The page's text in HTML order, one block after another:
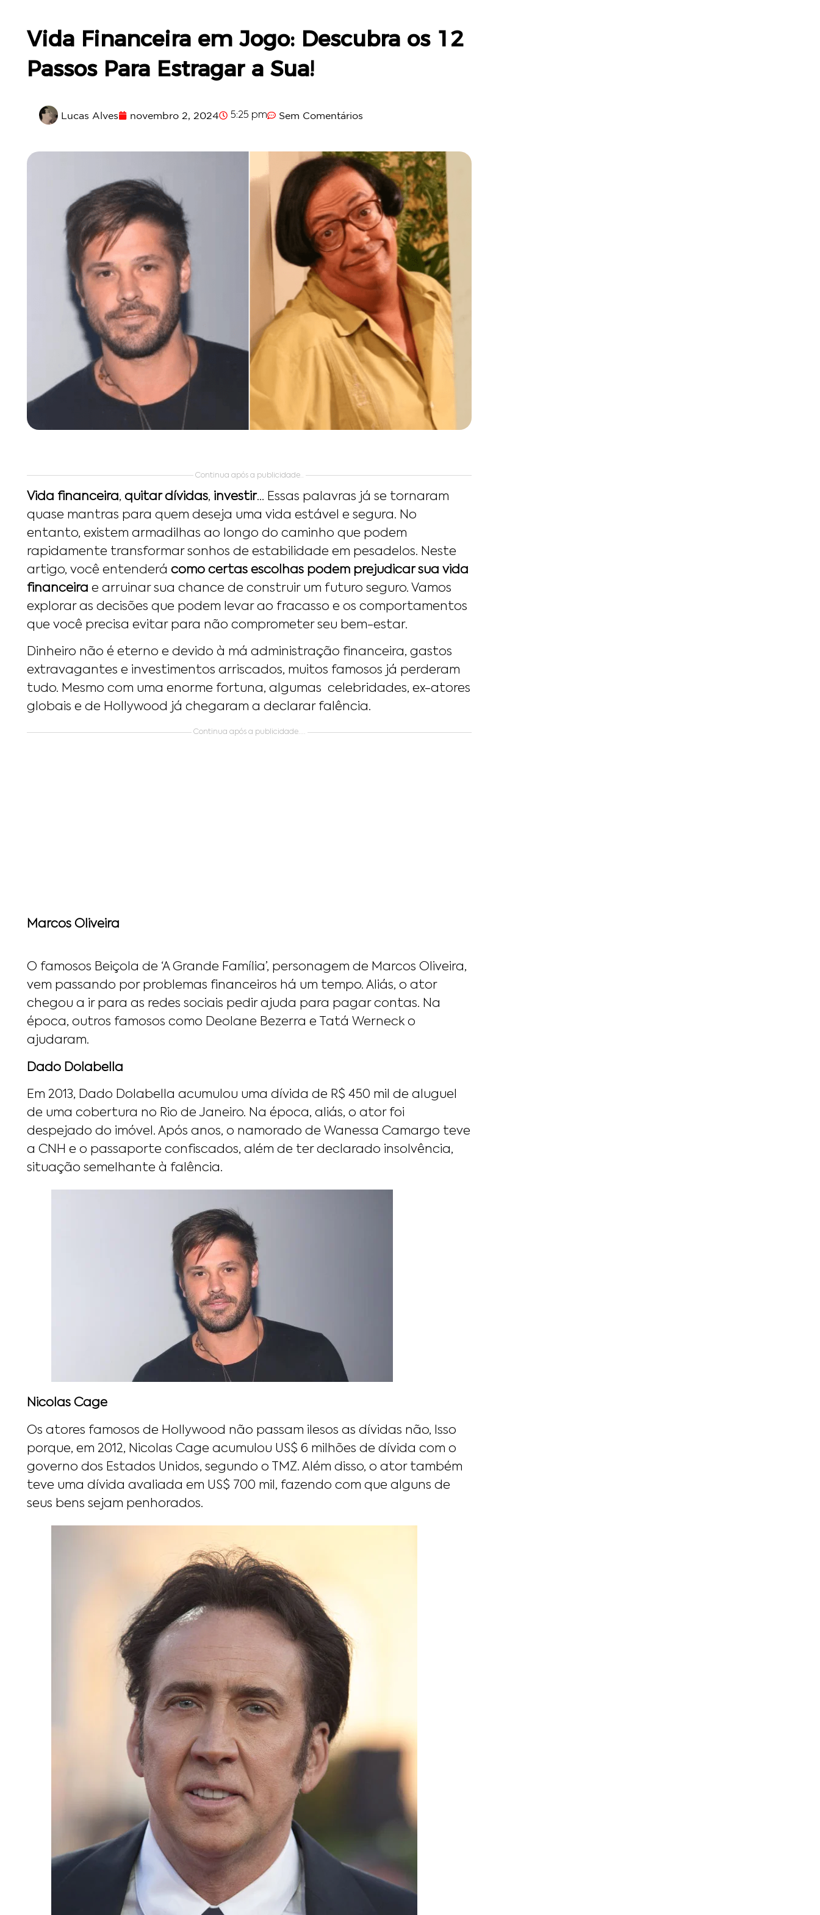
Vida Financeira em Jogo: Descubra os 12
Passos Para Estragar a Sua!
Lucas Alves novembro 2, 2024 5:25 pm Sem Comentários
Continua após a publicidade..
Vida financeira, quitar dívidas, investir… Essas palavras já se tornaram
quase mantras para quem deseja uma vida estável e segura. No
entanto, existem armadilhas ao longo do caminho que podem
rapidamente transformar sonhos de estabilidade em pesadelos. Neste
artigo, você entenderá como certas escolhas podem prejudicar sua vida
financeira e arruinar sua chance de construir um futuro seguro. Vamos
explorar as decisões que podem levar ao fracasso e os comportamentos
que você precisa evitar para não comprometer seu bem-estar.
Dinheiro não é eterno e devido à má administração financeira, gastos
extravagantes e investimentos arriscados, muitos famosos já perderam
tudo. Mesmo com uma enorme fortuna, algumas celebridades, ex-atores
globais e de Hollywood já chegaram a declarar falência.
Continua após a publicidade....
Marcos Oliveira
O famosos Beiçola de ‘A Grande Família’, personagem de Marcos Oliveira,
vem passando por problemas financeiros há um tempo. Aliás, o ator
chegou a ir para as redes sociais pedir ajuda para pagar contas. Na
época, outros famosos como Deolane Bezerra e Tatá Werneck o
ajudaram.
Dado Dolabella
Em 2013, Dado Dolabella acumulou uma dívida de R$ 450 mil de aluguel
de uma cobertura no Rio de Janeiro. Na época, aliás, o ator foi
despejado do imóvel. Após anos, o namorado de Wanessa Camargo teve
a CNH e o passaporte confiscados, além de ter declarado insolvência,
situação semelhante à falência.
Nicolas Cage
Os atores famosos de Hollywood não passam ilesos as dívidas não, Isso
porque, em 2012, Nicolas Cage acumulou US$ 6 milhões de dívida com o
governo dos Estados Unidos, segundo o TMZ. Além disso, o ator também
teve uma dívida avaliada em US$ 700 mil, fazendo com que alguns de
seus bens sejam penhorados.